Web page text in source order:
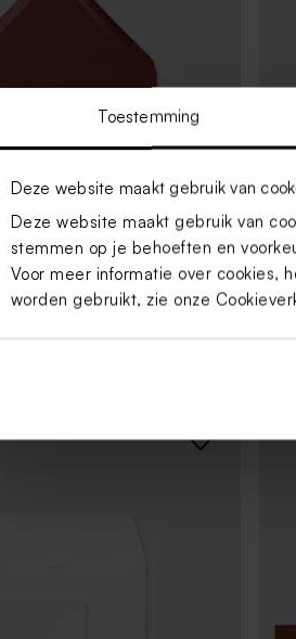
Toestemming
Deze website maakt gebruik van
Deze website maakt gebruik van
stemmen op je behoeften en
Voor meer informatie over cookies,
worden gebruikt, zie onze
puntklep